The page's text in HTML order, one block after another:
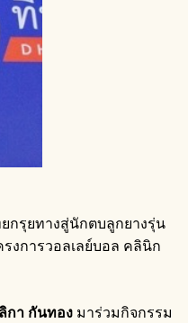
กรุยทางสู่นักตบลูกยางรุ่น
งการวอลเลย์บอล คลินิก
กา กันทอง มาร่วมกิจกรรม